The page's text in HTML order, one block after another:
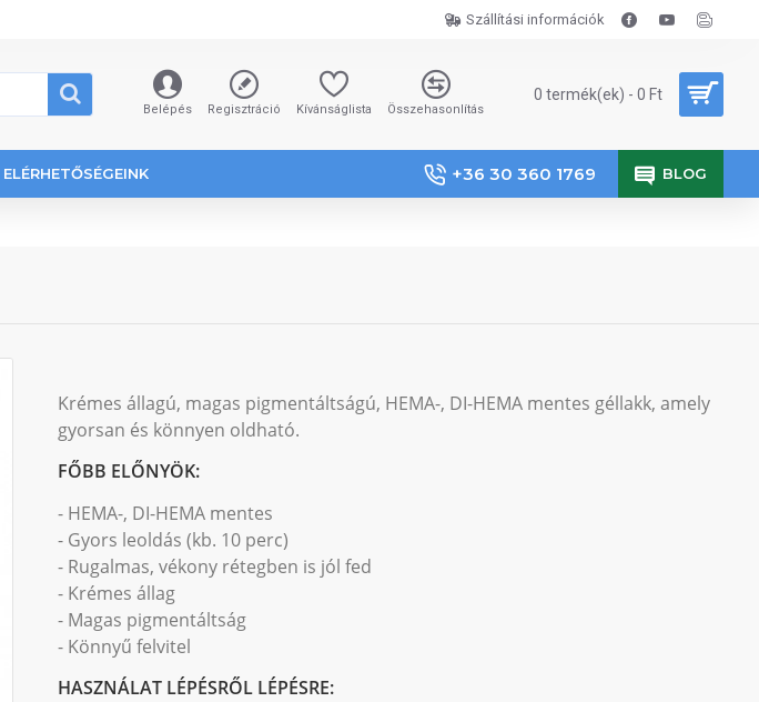
Szállítási információk
Belépés Regisztráció Kívánságlista Összehasonlítás
0 termék(ek) - 0 Ft
ELÉRHETŐSÉGEINK +36 30 360 1769 BLOG
Krémes állagú, magas pigmentáltságú, HEMA-, DI-HEMA mentes géllakk, amely
gyorsan és könnyen oldható.
FŐBB ELŐNYÖK:
- HEMA-, DI-HEMA mentes
- Gyors leoldás (kb. 10 perc)
- Rugalmas, vékony rétegben is jól fed
- Krémes állag
- Magas pigmentáltság
- Könnyű felvitel
HASZNÁLAT LÉPÉSRŐL LÉPÉSRE: